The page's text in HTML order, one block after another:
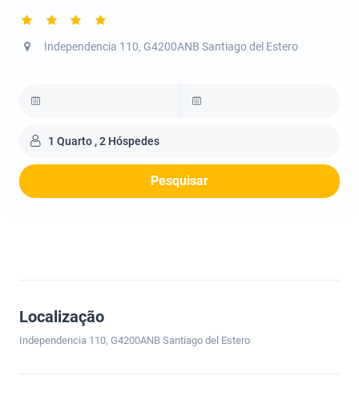
Independencia 110, G4200ANB Santiago del Estero
1 Quarto , 2 Hóspedes
Pesquisar
Localização
Independencia 110, G4200ANB Santiago del Estero